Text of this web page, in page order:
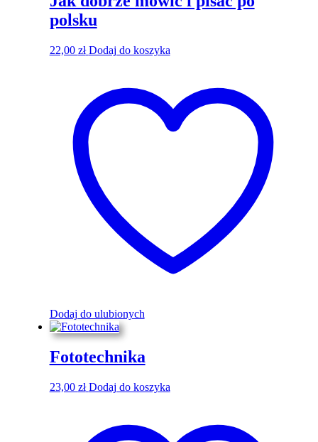
polsku
22,00 zł Dodaj do koszyka
Dodaj do ulubionych
Fototechnika
23,00 zł Dodaj do koszyka